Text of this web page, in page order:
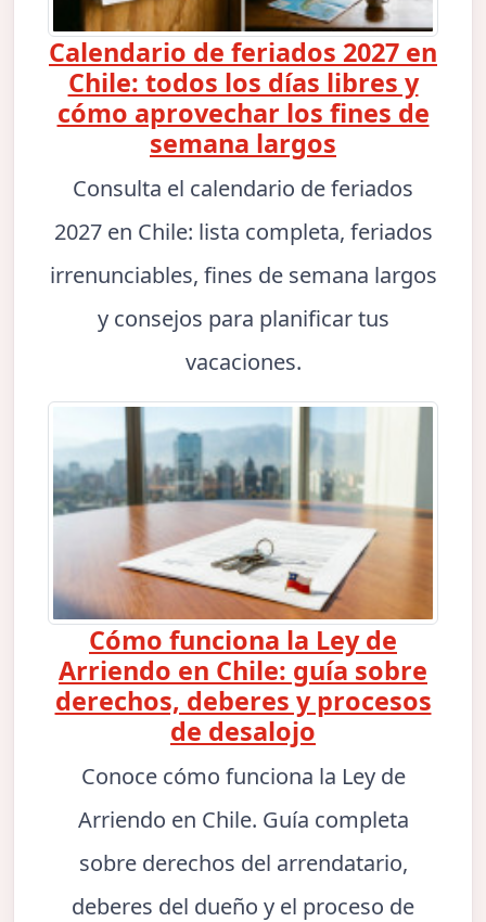
Calendario de feriados 2027 en
Chile: todos los días libres y
cómo aprovechar los fines de
semana largos
Consulta el calendario de feriados
2027 en Chile: lista completa, feriados
irrenunciables, fines de semana largos
y consejos para planificar tus
vacaciones.
Cómo funciona la Ley de
Arriendo en Chile: guía sobre
derechos, deberes y procesos
de desalojo
Conoce cómo funciona la Ley de
Arriendo en Chile. Guía completa
sobre derechos del arrendatario,
deberes del dueño y el proceso de